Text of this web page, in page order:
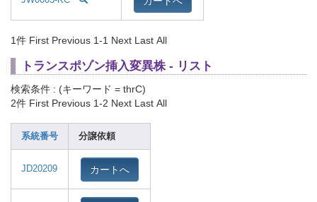
1件 First Previous 1-1 Next Last All
トランスポゾン挿入変異株 - リスト
検索条件 : (キーワード = thrC)
2件 First Previous 1-2 Next Last All
系統番号 分譲依頼
JD20209 カートへ